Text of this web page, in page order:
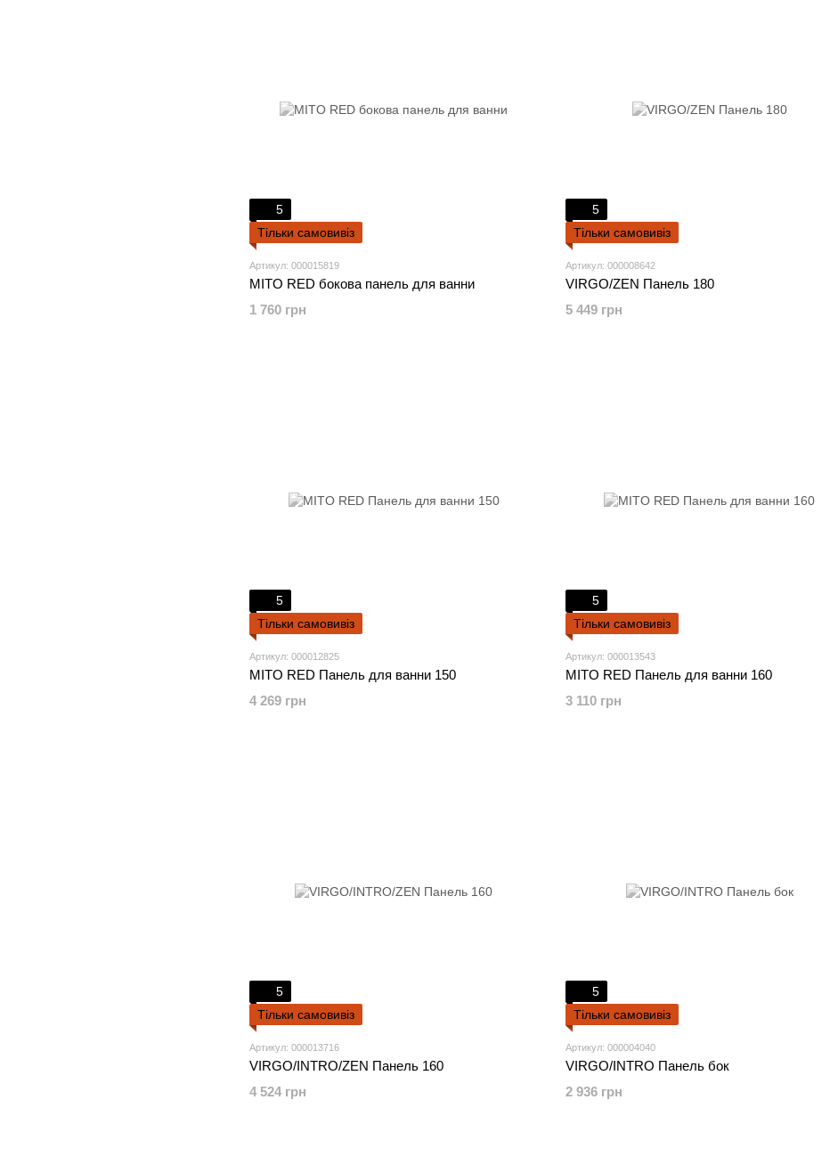
5
Тільки самовивіз
Артикул: 000015819
MITO RED бокова панель для ванни
1 760 грн
5
Тільки самовивіз
Артикул: 000008642
VIRGO/ZEN Панель 180
5 449 грн
5
Тільки самовивіз
Артикул: 000012825
MITO RED Панель для ванни 150
4 269 грн
5
Тільки самовивіз
Артикул: 000013543
MITO RED Панель для ванни 160
3 110 грн
5
Тільки самовивіз
Артикул: 000013716
VIRGO/INTRO/ZEN Панель 160
4 524 грн
5
Тільки самовивіз
Артикул: 000004040
VIRGO/INTRO Панель бок
2 936 грн